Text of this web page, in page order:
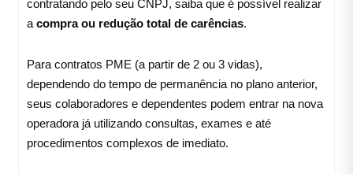
contratando pelo seu CNPJ, saiba que é possível realizar
a compra ou redução total de carências.
Para contratos PME (a partir de 2 ou 3 vidas),
dependendo do tempo de permanência no plano anterior,
seus colaboradores e dependentes podem entrar na nova
operadora já utilizando consultas, exames e até
procedimentos complexos de imediato.